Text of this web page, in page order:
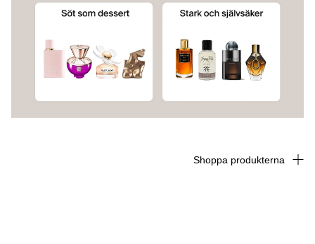
Shoppa produkterna